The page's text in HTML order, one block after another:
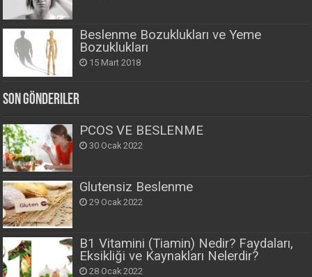
Beslenme Bozuklukları ve Yeme
Bozuklukları
15 Mart 2018
Son Gönderiler
PCOS VE BESLENME
30 Ocak 2022
Glutensiz Beslenme
29 Ocak 2022
B1 Vitamini (Tiamin) Nedir? Faydaları,
Eksikliği ve Kaynakları Nelerdir?
28 Ocak 2022